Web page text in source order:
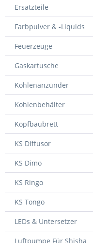
Ersatzteile
Farbpulver & -Liquids
Feuerzeuge
Gaskartusche
Kohlenanzünder
Kohlenbehälter
Kopfbaubrett
KS Diffusor
KS Dimo
KS Ringo
KS Tongo
LEDs & Untersetzer
Luftpumpe Für Shisha